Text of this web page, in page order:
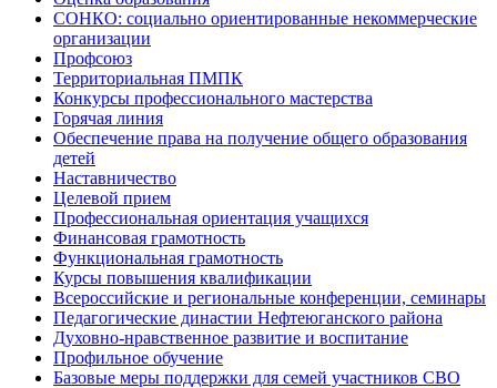
СОНКО: социально ориентированные некоммерческие
организации
Профсоюз
Территориальная ПМПК
Конкурсы профессионального мастерства
Горячая линия
Обеспечение права на получение общего образования
детей
Наставничество
Целевой прием
Профессиональная ориентация учащихся
Финансовая грамотность
Функциональная грамотность
Курсы повышения квалификации
Всероссийские и региональные конференции, семинары
Педагогические династии Нефтеюганского района
Духовно-нравственное развитие и воспитание
Профильное обучение
Базовые меры поддержки для семей участников СВО